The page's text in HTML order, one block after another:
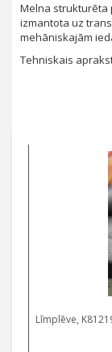
Melna strukturēta
izmantota uz
mehāniskajām
Tehniskais
Līmplēve,